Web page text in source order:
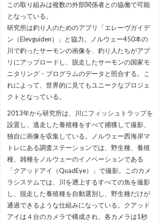
この取り組みは複数の外部関係者との協働で可能
となっている。
研究所は釣り人のためのアプリ「エレーヴガイデ
ン（Elevguiden）」と協力。ノルウェー450本の
川で釣ったサーモンの画像を、釣り人たちがアプ
リにアップロードし、脱走したサーモンの国家モ
ニタリング・プログラムのデータと照合する。こ
れによって、世界的に見てもユニークなプロジェ
クトとなっている。
2013年から研究所は、川にフィッシュトラップを
設置し、逃走した養殖種をすべて捕獲して撮影、
独自に画像を収集している。ノルウェー西海岸マ
トレにある調査ステーションでは、野生種、養殖
種、雑種をノルウェーのイノベーションである
「クアッドアイ（QuadEye）」で撮影。このカメ
ラシステムでは、川を遡上するすべての魚を撮影
し、脱走した養殖種を自動選別し、野生種だけが
通過できるような仕組みになっている。クアッド
アイは４台のカメラで構成され、各カメラは1秒